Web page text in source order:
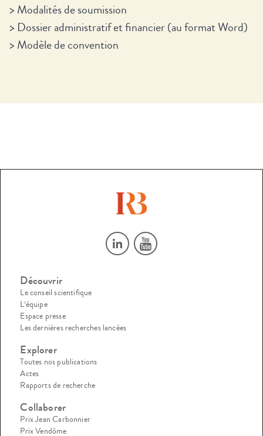
>Modalités de soumission
> Dossier administratif et financier (au format Word)
>Modèle de convention
Découvrir
Le conseil scientifique
L’équipe
Espace presse
Les dernières recherches lancées
Explorer
Toutes nos publications
Actes
Rapports de recherche
Collaborer
Prix Jean Carbonnier
Prix Vendôme